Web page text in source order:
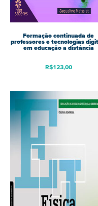
Formação continuada de
professores e tecnologias
em educação a distância
R$123,00